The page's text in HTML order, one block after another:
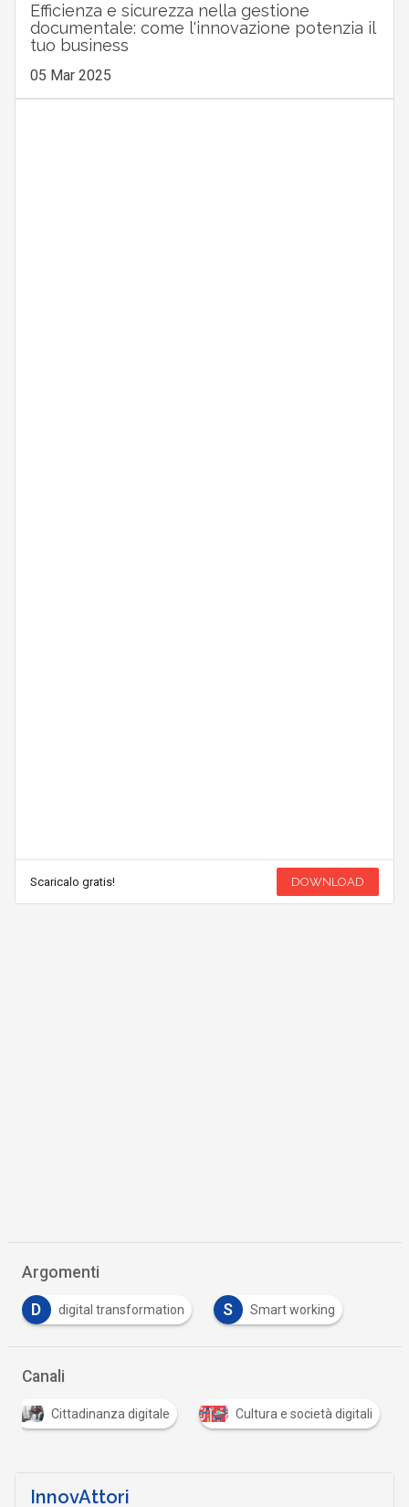
Efficienza e sicurezza nella gestione
documentale: come l'innovazione potenzia il
tuo business
05 Mar 2025
Scaricalo gratis! DOWNLOAD
Argomenti
D digital transformation S Smart working
Canali
Cittadinanza digitale Cultura e società digitali
InnovAttori